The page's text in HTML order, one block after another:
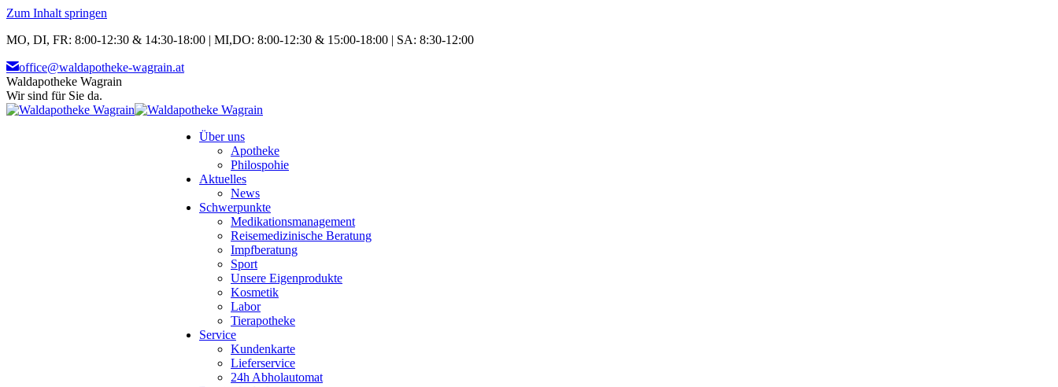
Zum Inhalt springen
MO, DI, FR: 8:00-12:30 & 14:30-18:00 | MI,DO: 8:00-12:30 & 15:00-18:00 | SA: 8:30-12:00
office@waldapotheke-wagrain.at
Waldapotheke Wagrain
Wir sind für Sie da.
Über uns
Apotheke
Philospohie
Aktuelles
News
Schwerpunkte
Medikationsmanagement
Reisemedizinische Beratung
Impfberatung
Sport
Unsere Eigenprodukte
Kosmetik
Labor
Tierapotheke
Service
Kundenkarte
Lieferservice
24h Abholautomat